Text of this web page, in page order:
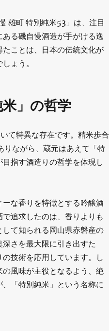
雄町 特別純米53」は、注目
る磯自慢酒造が手がける逸
ことは、日本の伝統文化が
ょう。
」の哲学
て特異な存在です。精米歩合
りながら、蔵元はあえて「特
指す酒造りの哲学を体現し
な香りを特徴とする吟醸酒
追求したのは、香りよりも
して知られる岡山県赤磐産の
深さを最大限に引き出すた
技術を応用しています。し
風味が主役となるよう、絶
「特別純米」という名称に